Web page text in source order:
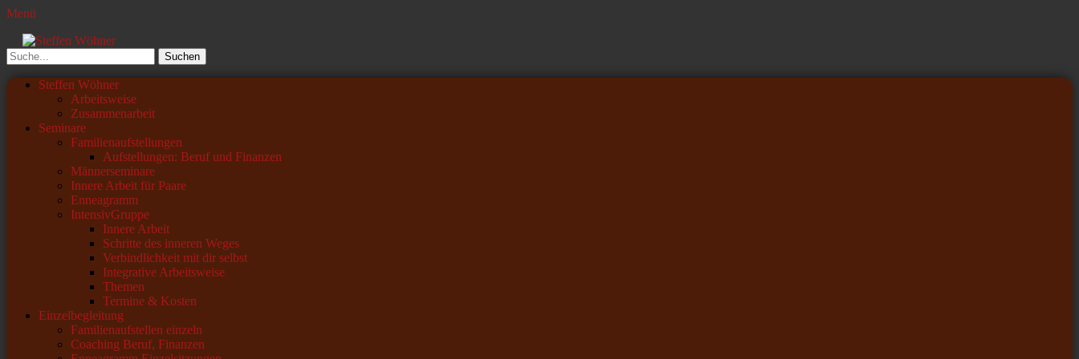
Menü
Steffen Wöhner
Lehrer und Seminarleiter
Suchen
nach:
Primäres
Zum
Steffen Wöhner
Arbeitsweise
Zusammenarbeit
Seminare
Familienaufstellungen
Aufstellungen: Beruf und Finanzen
Männerseminare
Innere Arbeit für Paare
Enneagramm
IntensivGruppe
Innere Arbeit
Schritte des inneren Weges
Verbindlichkeit mit dir selbst
Integrative Arbeitsweise
Themen
Termine & Kosten
Einzelbegleitung
Familienaufstellen einzeln
Coaching Beruf, Finanzen